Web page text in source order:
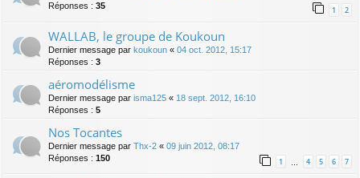
Réponses : 35 1 2
WALLAB, le groupe de Koukoun
Dernier message par koukoun « 04 oct. 2012, 15:17
Réponses : 3
aéromodélisme
Dernier message par isma125 « 18 sept. 2012, 16:10
Réponses : 5
Nos Tocantes
Dernier message par Thx-2 « 09 juin 2012, 08:17
Réponses : 150 1 4 5 6 7